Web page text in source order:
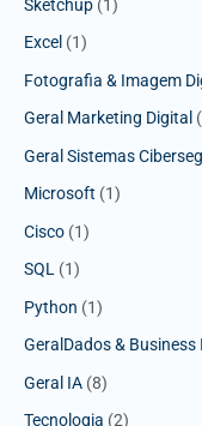
Sketchup (1)
Excel (1)
Fotografia & Imagem
Geral Marketing Digital
Geral Sistemas
Microsoft (1)
Cisco (1)
SQL (1)
Python (1)
GeralDados & Business
Geral IA (8)
Tecnologia (2)